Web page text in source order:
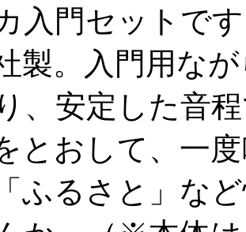
入門セットで
製。入門用な
、安定した音
とおして、一
ふるさと」な